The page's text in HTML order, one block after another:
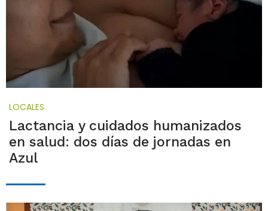
LOCALES
Lactancia y cuidados humanizados
en salud: dos días de jornadas en
Azul